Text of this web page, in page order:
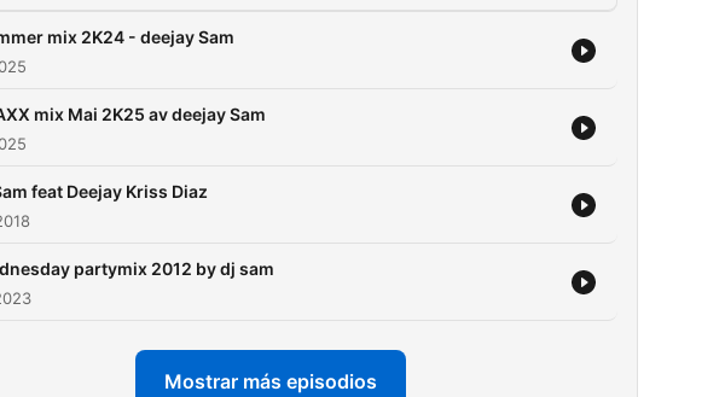
mix 2K24 - deejay Sam
mix Mai 2K25 av deejay Sam
feat Deejay Kriss Diaz
partymix 2012 by dj sam
Mostrar más episodios